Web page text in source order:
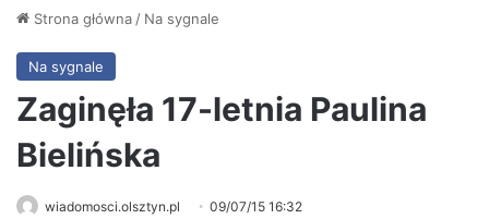
Strona główna/ Na sygnale
Na sygnale
Zaginęła 17-letnia Paulina
Bielińska
wiadomosci.olsztyn.pl 09/07/15 16:32